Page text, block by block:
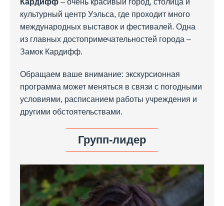
Кардифф – очень красивый город, столица и
культурный центр Уэльса, где проходит много
международных выставок и фестивалей. Одна
из главных достопримечательностей города –
Замок Кардифф.
Обращаем ваше внимание: экскурсионная
программа может меняться в связи с погодными
условиями, расписанием работы учреждения и
другими обстоятельствами.
Групп-лидер